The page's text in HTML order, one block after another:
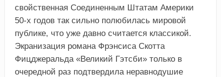
свойственная Соединенным Штатам Америки
50-х годов так сильно полюбилась мировой
публике, что уже давно считается классикой.
Экранизация романа Фрэнсиса Скотта
Фицджеральда «Великий Гэтсби» только в
очередной раз подтвердила неравнодушие